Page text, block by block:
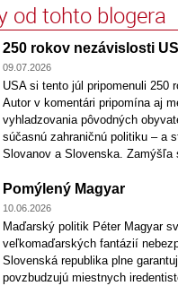
od tohto blogera
250 rokov nezávislosti
09.07.2026
USA si tento júl pripomenuli
Autor v komentári pripomína aj
vyhladzovania pôvodných
súčasnú zahraničnú politiku – a
Slovanov a Slovenska. Zamýšľa
Pomýlený Magyar
10.06.2026
Maďarský politik Péter Magyar
veľkomaďarských fantázií
Slovenská republika plne
povzbudzujú miestnych